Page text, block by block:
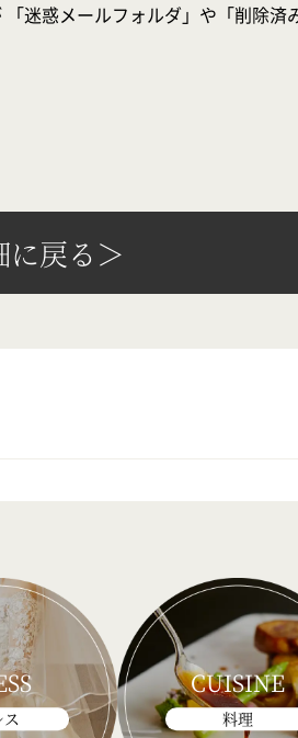
迷惑メールフォルダ」や「削除済
に戻る＞
ス
CUISINE
料理